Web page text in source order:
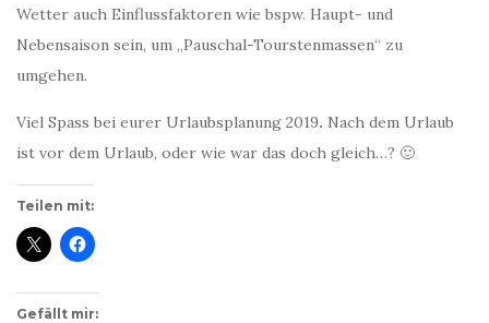
Wetter auch Einflussfaktoren wie bspw. Haupt- und
Nebensaison sein, um „Pauschal-Tourstenmassen“ zu
umgehen.
Viel Spass bei eurer Urlaubsplanung 2019. Nach dem Urlaub
ist vor dem Urlaub, oder wie war das doch gleich…? 🙂
Teilen mit:
Gefällt mir: